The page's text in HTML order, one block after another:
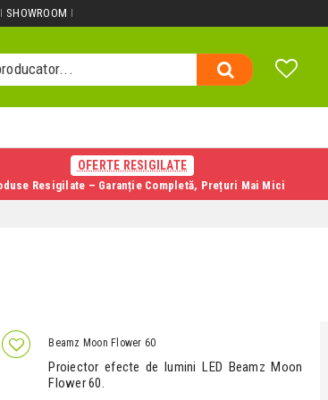
SHOWROOM
OFERTE RESIGILATE
Resigilate – Garanție Completă, Prețuri Mai Mici
Beamz Moon Flower 60
Proiector efecte de lumini LED Beamz Moon
Flower 60.